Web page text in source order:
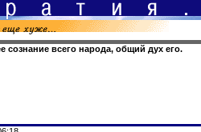
сознание всего народа, общий дух его.